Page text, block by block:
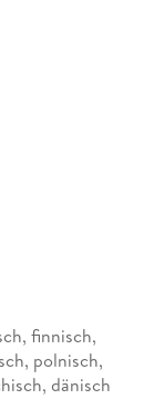
Alle
über die
Deshalb
strenger sind
Sets
finnisch,
polnisch,
dänisch